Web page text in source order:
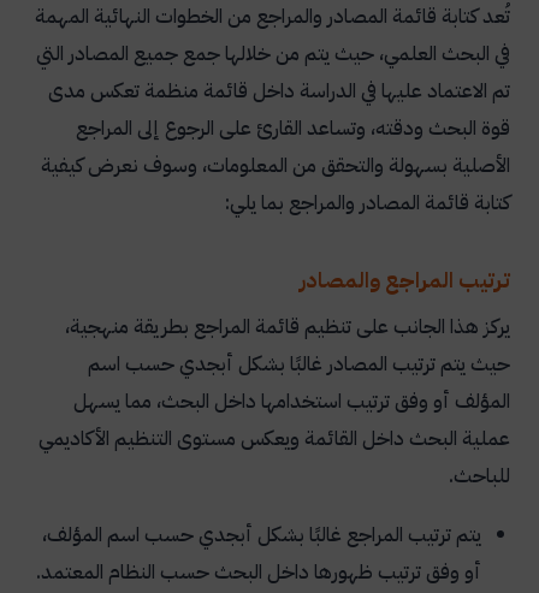
تُعد كتابة قائمة المصادر والمراجع من الخطوات النهائية المهمة
في البحث العلمي، حيث يتم من خلالها جمع جميع المصادر التي
تم الاعتماد عليها في الدراسة داخل قائمة منظمة تعكس مدى
قوة البحث ودقته، وتساعد القارئ على الرجوع إلى المراجع
الأصلية بسهولة والتحقق من المعلومات، وسوف نعرض كيفية
كتابة قائمة المصادر والمراجع بما يلي:
ترتيب المراجع والمصادر
يركز هذا الجانب على تنظيم قائمة المراجع بطريقة منهجية،
حيث يتم ترتيب المصادر غالبًا بشكل أبجدي حسب اسم
المؤلف أو وفق ترتيب استخدامها داخل البحث، مما يسهل
عملية البحث داخل القائمة ويعكس مستوى التنظيم الأكاديمي
للباحث.
يتم ترتيب المراجع غالبًا بشكل أبجدي حسب اسم المؤلف،
أو وفق ترتيب ظهورها داخل البحث حسب النظام المعتمد.